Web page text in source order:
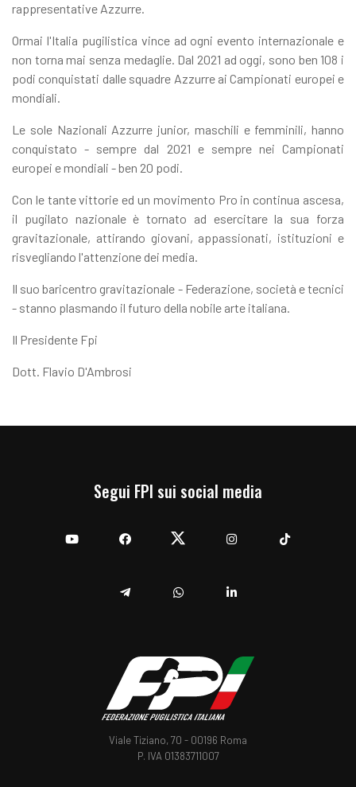
rappresentative Azzurre.
Ormai l'Italia pugilistica vince ad ogni evento internazionale e
non torna mai senza medaglie. Dal 2021 ad oggi, sono ben 108 i
podi conquistati dalle squadre Azzurre ai Campionati europei e
mondiali.
Le sole Nazionali Azzurre junior, maschili e femminili, hanno
conquistato - sempre dal 2021 e sempre nei Campionati
europei e mondiali - ben 20 podi.
Con le tante vittorie ed un movimento Pro in continua ascesa,
il pugilato nazionale è tornato ad esercitare la sua forza
gravitazionale, attirando giovani, appassionati, istituzioni e
risvegliando l'attenzione dei media.
Il suo baricentro gravitazionale - Federazione, società e tecnici
- stanno plasmando il futuro della nobile arte italiana.
Il Presidente Fpi
Dott. Flavio D'Ambrosi
Segui FPI sui social media
Viale Tiziano, 70 - 00196 Roma
P. IVA 01383711007